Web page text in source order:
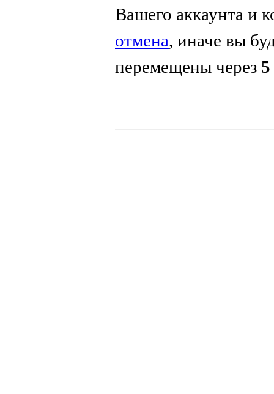
Вашего аккаунта и
отмена, иначе вы
перемещены через